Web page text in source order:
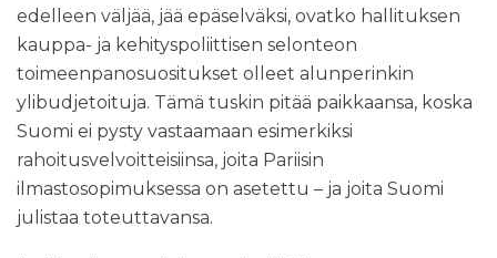
edelleen väljää, jää epäselväksi, ovatko hallituksen
kauppa- ja kehityspoliittisen selonteon
toimeenpanosuositukset olleet alunperinkin
ylibudjetoituja. Tämä tuskin pitää paikkaansa, koska
Suomi ei pysty vastaamaan esimerkiksi
rahoitusvelvoitteisiinsa, joita Pariisin
ilmastosopimuksessa on asetettu – ja joita Suomi
julistaa toteuttavansa.